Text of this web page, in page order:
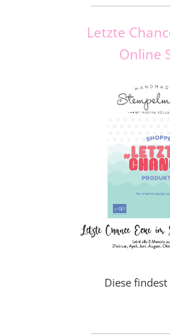
Letzte
Online
Diese findest